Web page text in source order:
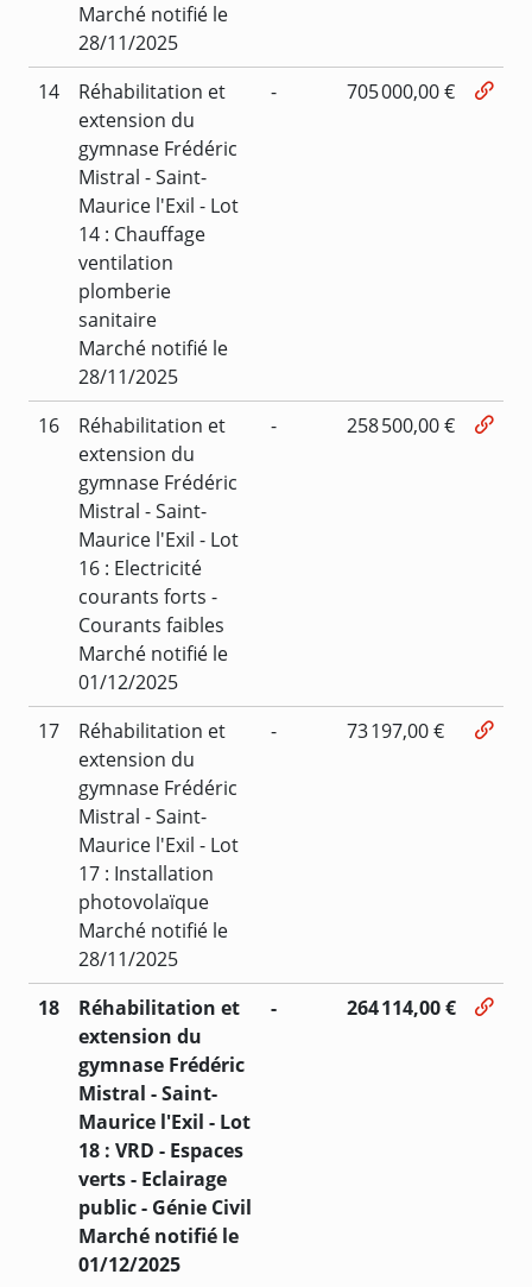
Marché notifié le
28/11/2025
14
Réhabilitation et
extension du
gymnase Frédéric
Mistral - Saint-
Maurice l'Exil - Lot
14 : Chauffage
ventilation
plomberie
sanitaire
Marché notifié le
28/11/2025
- 705 000,00 €
16
Réhabilitation et
extension du
gymnase Frédéric
Mistral - Saint-
Maurice l'Exil - Lot
16 : Electricité
courants forts -
Courants faibles
Marché notifié le
01/12/2025
- 258 500,00 €
17
Réhabilitation et
extension du
gymnase Frédéric
Mistral - Saint-
Maurice l'Exil - Lot
17 : Installation
photovolaïque
Marché notifié le
28/11/2025
- 73 197,00 €
18
Réhabilitation et
extension du
gymnase Frédéric
Mistral - Saint-
Maurice l'Exil - Lot
18 : VRD - Espaces
verts - Eclairage
public - Génie Civil
Marché notifié le
01/12/2025
- 264 114,00 €